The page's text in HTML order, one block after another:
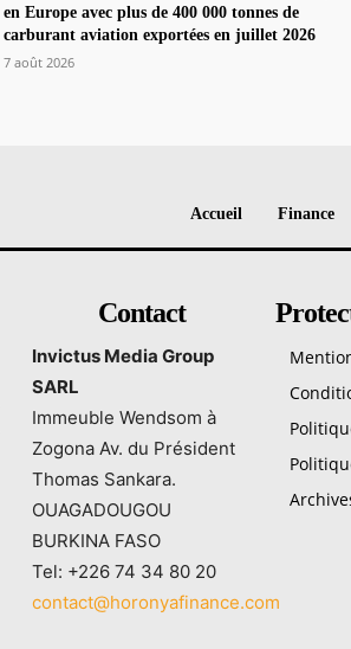
en Europe avec plus de 400 000 tonnes de
carburant aviation exportées en juillet 2026
7 août 2026
Accueil Finance
Contact
Invictus Media Group
SARL
Immeuble Wendsom à
Zogona Av. du Président
Thomas Sankara.
OUAGADOUGOU
BURKINA FASO
Tel: +226 74 34 80 20
contact@horonyafinance.com